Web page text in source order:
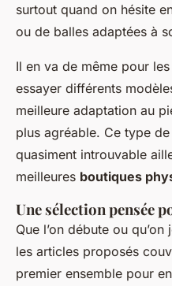
surtout quand on hésite
ou de balles adaptées à
Il en va de même pour les
essayer différents
meilleure adaptation au
plus agréable. Ce type
quasiment introuvable
meilleures boutiques
Une sélection pensée
Que l’on débute ou
les articles proposés
premier ensemble pour